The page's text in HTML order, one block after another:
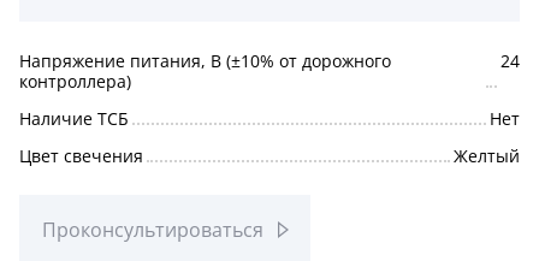
Напряжение питания, В (±10% от дорожного
контроллера)
24
Наличие ТСБ
Нет
Цвет свечения
Желтый
Проконсультироваться